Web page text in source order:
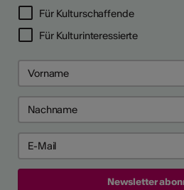
Für Kulturschaffende
Für Kulturinteressierte